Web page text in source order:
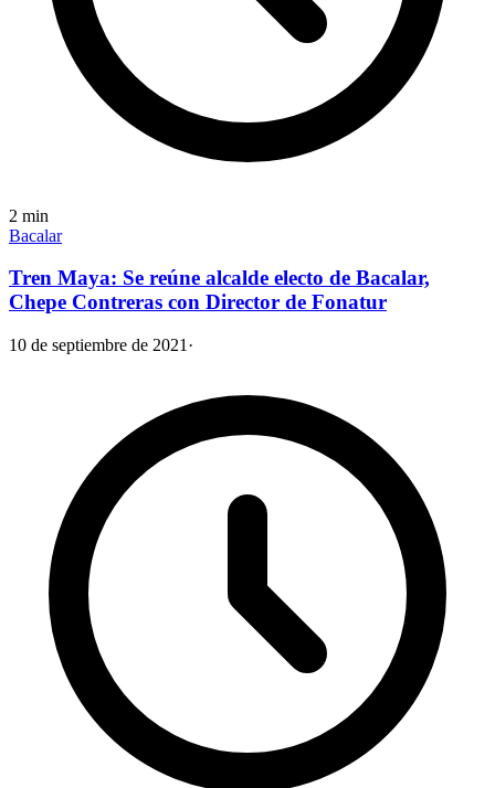
2 min
Bacalar
Tren Maya: Se reúne alcalde electo de Bacalar,
Chepe Contreras con Director de Fonatur
10 de septiembre de 2021 ·